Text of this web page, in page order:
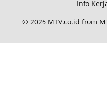
Info
© 2026 MTV.co.id from